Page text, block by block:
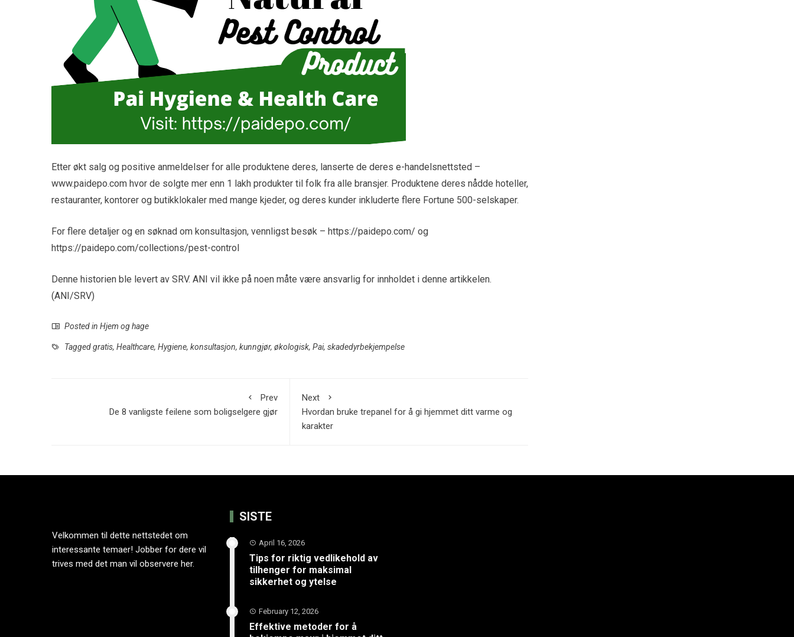
Etter økt salg og positive anmeldelser for alle produktene deres, lanserte de deres e-handelsnettsted –
www.paidepo.com hvor de solgte mer enn 1 lakh produkter til folk fra alle bransjer. Produktene deres nådde hoteller,
restauranter, kontorer og butikklokaler med mange kjeder, og deres kunder inkluderte flere Fortune 500-selskaper.
For flere detaljer og en søknad om konsultasjon, vennligst besøk – https://paidepo.com/ og
https://paidepo.com/collections/pest-control
Denne historien ble levert av SRV. ANI vil ikke på noen måte være ansvarlig for innholdet i denne artikkelen.
(ANI/SRV)
Posted in Hjem og hage
Taggedgratis, Healthcare, Hygiene, konsultasjon, kunngjør, økologisk, Pai, skadedyrbekjempelse
Prev
De 8 vanligste feilene som boligselgere gjør
Next
Hvordan bruke trepanel for å gi hjemmet ditt varme og
karakter
Velkommen til dette nettstedet om
interessante temaer! Jobber for dere vil
trives med det man vil observere her.
SISTE
April 16, 2026
Tips for riktig vedlikehold av
tilhenger for maksimal
sikkerhet og ytelse
February 12, 2026
Effektive metoder for å